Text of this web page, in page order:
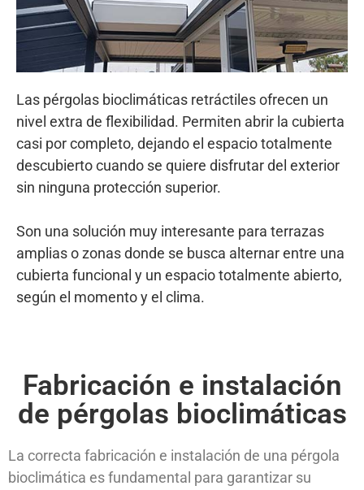
Las pérgolas bioclimáticas retráctiles ofrecen un
nivel extra de flexibilidad. Permiten abrir la cubierta
casi por completo, dejando el espacio totalmente
descubierto cuando se quiere disfrutar del exterior
sin ninguna protección superior.
Son una solución muy interesante para terrazas
amplias o zonas donde se busca alternar entre una
cubierta funcional y un espacio totalmente abierto,
según el momento y el clima.
Fabricación e instalación
de pérgolas bioclimáticas
La correcta fabricación e instalación de una pérgola
bioclimática es fundamental para garantizar su